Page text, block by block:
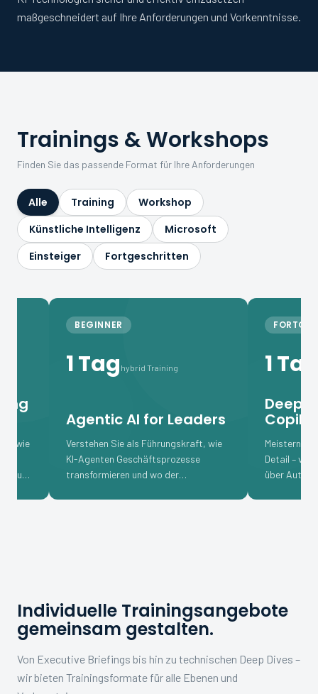
maßgeschneidert auf Ihre Anforderungen und Vorkenntnisse.
Trainings & Workshops
Finden Sie das passende Format für Ihre Anforderungen
Alle Training
Workshop
Künstliche Intelligenz
Microsoft
Einsteiger
Fortgeschritten
BEGINNER
1 Tag hybrid Training
Agentic AI for Leaders
Verstehen Sie als Führungskraft, wie
KI-Agenten Geschäftsprozesse
transformieren und wo der
strategische Mehrwert für Ihre
1 Tag
Deep Dive
Copilot
Meistern Sie
Detail – von
über
nahtlosen
Individuelle Trainingsangebote
gemeinsam gestalten.
Von Executive Briefings bis hin zu technischen Deep Dives –
wir bieten Trainingsformate für alle Ebenen und